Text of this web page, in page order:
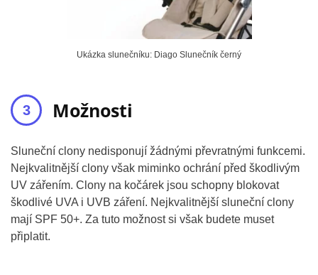
Ukázka slunečníku: Diago Slunečník černý
Možnosti
Sluneční clony nedisponují žádnými převratnými funkcemi.
Nejkvalitnější clony však miminko ochrání před škodlivým
UV zářením. Clony na kočárek jsou schopny blokovat
škodlivé UVA i UVB záření. Nejkvalitnější sluneční clony
mají SPF 50+. Za tuto možnost si však budete muset
připlatit.